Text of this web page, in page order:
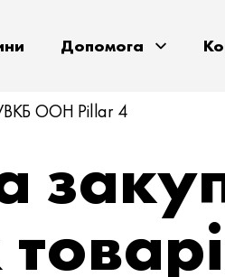
Допомога
УВКБ ООН Pillar 4